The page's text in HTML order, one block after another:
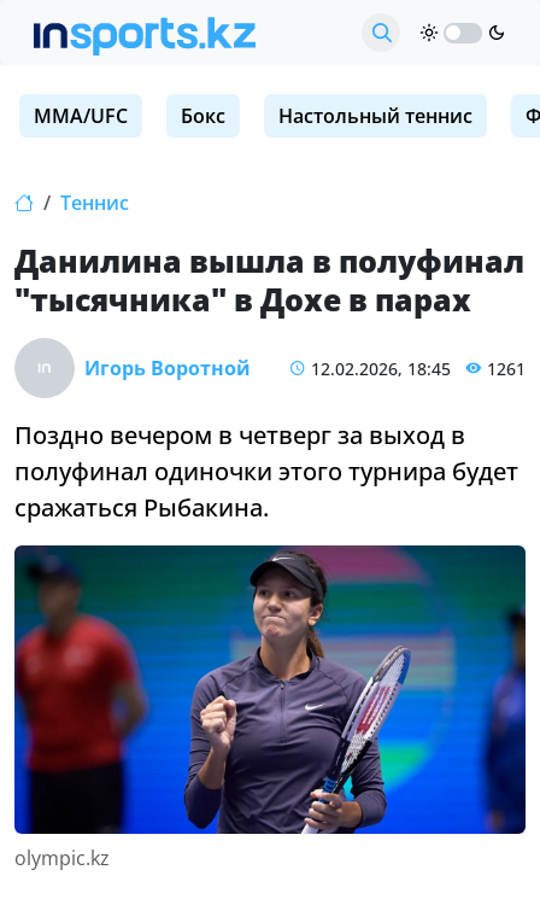
MMA/UFC Бокс Настольный теннис
Теннис
Данилина вышла в полуфинал
"тысячника" в Дохе в парах
Игорь Воротной 12.02.2026, 18:45 1261
Поздно вечером в четверг за выход в
полуфинал одиночки этого турнира будет
сражаться Рыбакина.
olympic.kz